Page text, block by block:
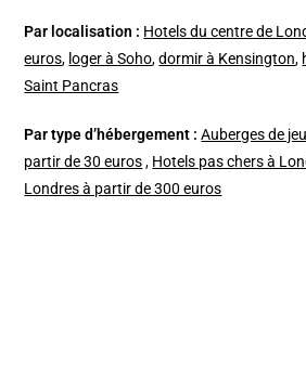
Par localisation : Hotels du centre de
euros, loger à Soho,dormir à Kensington,
Saint Pancras
Par type d’hébergement : Auberges de
partir de 30 euros, Hotels pas chers à
Londres à partir de 300 euros